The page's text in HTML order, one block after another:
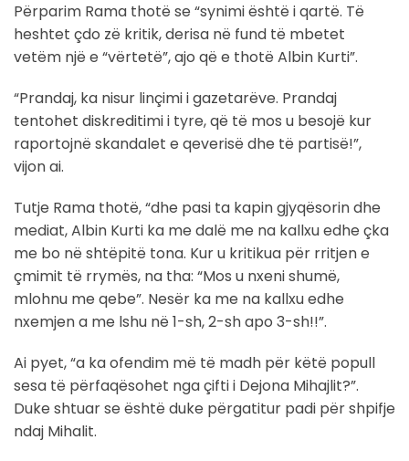
Përparim Rama thotë se “synimi është i qartë. Të
heshtet çdo zë kritik, derisa në fund të mbetet
vetëm një e “vërtetë”, ajo që e thotë Albin Kurti”.
“Prandaj, ka nisur linçimi i gazetarëve. Prandaj
tentohet diskreditimi i tyre, që të mos u besojë kur
raportojnë skandalet e qeverisë dhe të partisë!”,
vijon ai.
Tutje Rama thotë, “dhe pasi ta kapin gjyqësorin dhe
mediat, Albin Kurti ka me dalë me na kallxu edhe çka
me bo në shtëpitë tona. Kur u kritikua për rritjen e
çmimit të rrymës, na tha: “Mos u nxeni shumë,
mlohnu me qebe”. Nesër ka me na kallxu edhe
nxemjen a me lshu në 1-sh, 2-sh apo 3-sh!!”.
Ai pyet, “a ka ofendim më të madh për këtë popull
sesa të përfaqësohet nga çifti i Dejona Mihajlit?”.
Duke shtuar se është duke përgatitur padi për shpifje
ndaj Mihalit.